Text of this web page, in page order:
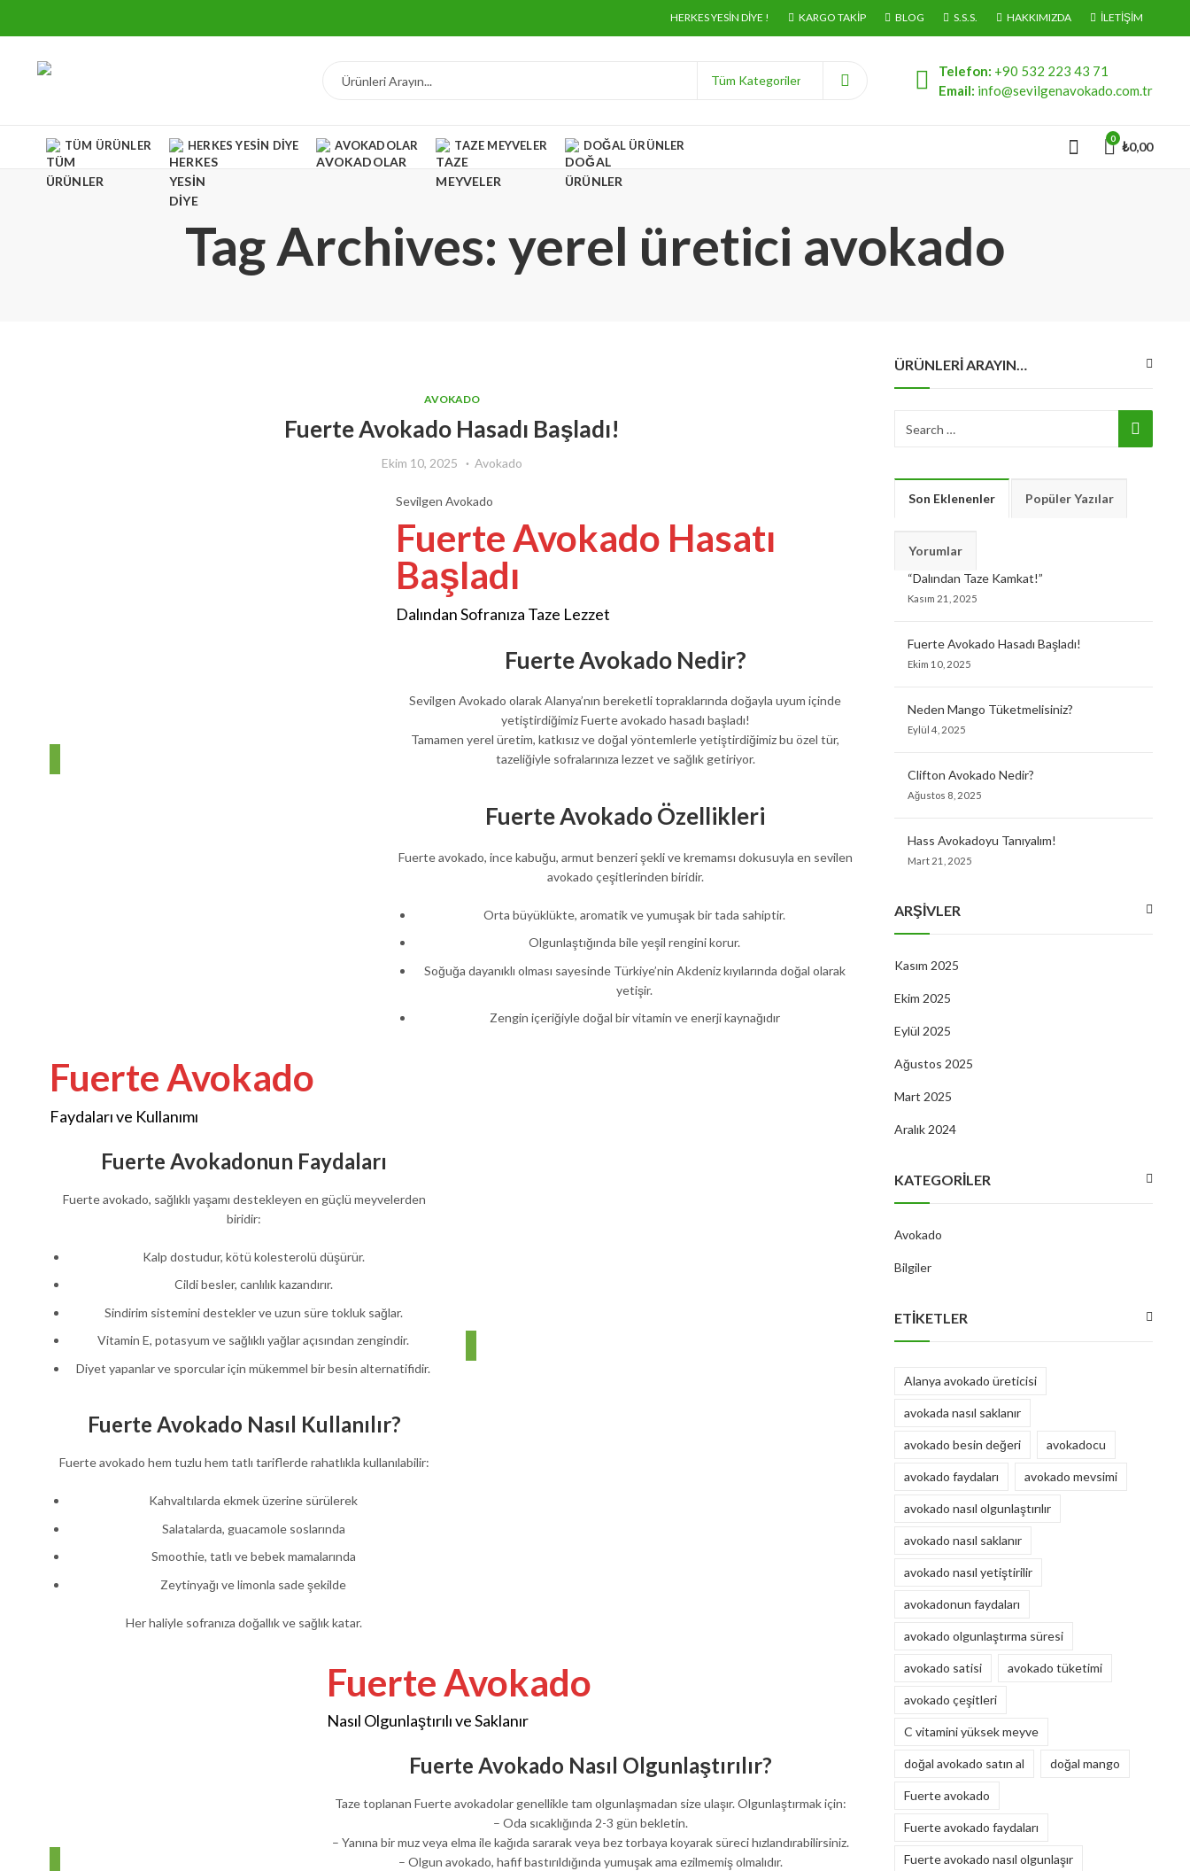
HERKES YESIN DIYE ! KARGO TAKIP BLOG S.S.S. HAKKIMIZDA İLETIŞIM
Telefon: +90 532 223 43 71
Email: info@sevilgenavokado.com.tr
TÜM ÜRÜNLER HERKES YESIN DIYE AVOKADOLAR TAZE MEYVELER DOĞAL ÜRÜNLER 0
₺0,00
Tag Archives: yerel üretici avokado
AVOKADO
Fuerte Avokado Hasadı Başladı!
Ekim 10, 2025 Avokado
Sevilgen Avokado
Fuerte Avokado Hasatı
Başladı
Dalından Sofranıza Taze Lezzet
Fuerte Avokado Nedir?
Sevilgen Avokado olarak Alanya’nın bereketli topraklarında doğayla uyum içinde
yetiştirdiğimiz Fuerte avokado hasadı başladı!
Tamamen yerel üretim, katkısız ve doğal yöntemlerle yetiştirdiğimiz bu özel tür,
tazeliğiyle sofralarınıza lezzet ve sağlık getiriyor.
Fuerte Avokado Özellikleri
Fuerte avokado, ince kabuğu, armut benzeri şekli ve kremamsı dokusuyla en sevilen
avokado çeşitlerinden biridir.
Orta büyüklükte, aromatik ve yumuşak bir tada sahiptir.
Olgunlaştığında bile yeşil rengini korur.
Soğuğa dayanıklı olması sayesinde Türkiye’nin Akdeniz kıyılarında doğal olarak
yetişir.
Zengin içeriğiyle doğal bir vitamin ve enerji kaynağıdır
Fuerte Avokado
Faydaları ve Kullanımı
Fuerte Avokadonun Faydaları
Fuerte avokado, sağlıklı yaşamı destekleyen en güçlü meyvelerden
biridir:
Kalp dostudur, kötü kolesterolü düşürür.
Cildi besler, canlılık kazandırır.
Sindirim sistemini destekler ve uzun süre tokluk sağlar.
Vitamin E, potasyum ve sağlıklı yağlar açısından zengindir.
Diyet yapanlar ve sporcular için mükemmel bir besin alternatifidir.
Fuerte Avokado Nasıl Kullanılır?
Fuerte avokado hem tuzlu hem tatlı tariflerde rahatlıkla kullanılabilir:
Kahvaltılarda ekmek üzerine sürülerek
Salatalarda, guacamole soslarında
Smoothie, tatlı ve bebek mamalarında
Zeytinyağı ve limonla sade şekilde
Her haliyle sofranıza doğallık ve sağlık katar.
Fuerte Avokado
Nasıl Olgunlaştırılı ve Saklanır
Fuerte Avokado Nasıl Olgunlaştırılır?
Taze toplanan Fuerte avokadolar genellikle tam olgunlaşmadan size ulaşır. Olgunlaştırmak için:
– Oda sıcaklığında 2-3 gün bekletin.
– Yanına bir muz veya elma ile kağıda sararak veya bez torbaya koyarak süreci hızlandırabilirsiniz.
– Olgun avokado, hafif bastırıldığında yumuşak ama ezilmemiş olmalıdır.
ÜRÜNLERI ARAYIN…
Son Eklenenler Popüler Yazılar
Yorumlar
“Dalından Taze Kamkat!”
Kasım 21, 2025
Fuerte Avokado Hasadı Başladı!
Ekim 10, 2025
Neden Mango Tüketmelisiniz?
Eylül 4, 2025
Clifton Avokado Nedir?
Ağustos 8, 2025
Hass Avokadoyu Tanıyalım!
Mart 21, 2025
ARŞIVLER
Kasım 2025
Ekim 2025
Eylül 2025
Ağustos 2025
Mart 2025
Aralık 2024
KATEGORILER
Avokado
Bilgiler
ETIKETLER
Alanya avokado üreticisi
avokada nasıl saklanır
avokado besin değeri avokadocu
avokado faydaları avokado mevsimi
avokado nasıl olgunlaştırılır
avokado nasıl saklanır
avokado nasıl yetiştirilir
avokadonun faydaları
avokado olgunlaştırma süresi
avokado satisi avokado tüketimi
avokado çeşitleri
C vitamini yüksek meyve
doğal avokado satın al doğal mango
Fuerte avokado
Fuerte avokado faydaları
Fuerte avokado nasıl olgunlaşır